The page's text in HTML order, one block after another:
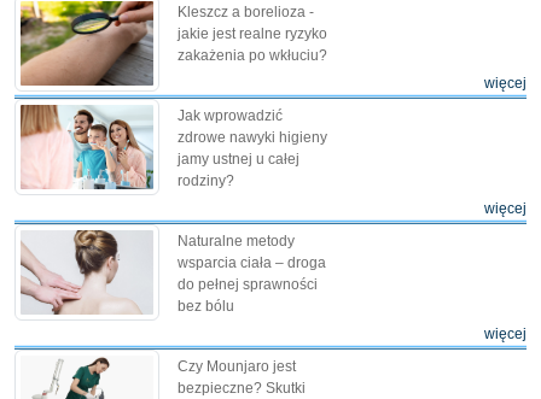
Kleszcz a borelioza -
jakie jest realne ryzyko
zakażenia po wkłuciu?
więcej
Jak wprowadzić
zdrowe nawyki higieny
jamy ustnej u całej
rodziny?
więcej
Naturalne metody
wsparcia ciała – droga
do pełnej sprawności
bez bólu
więcej
Czy Mounjaro jest
bezpieczne? Skutki